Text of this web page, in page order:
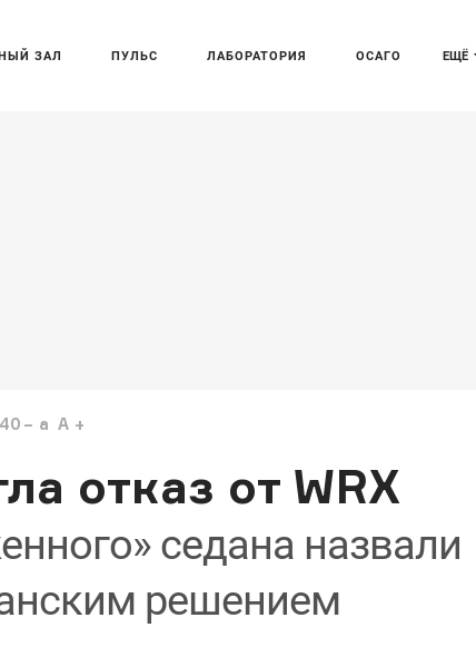
ЕЩЁ
ЗАЛ ПУЛЬС ЛАБОРАТОРИЯ ОСАГО
a A
отказ от WRX
седана назвали
решением